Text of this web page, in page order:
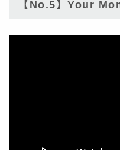
【No.5】Your